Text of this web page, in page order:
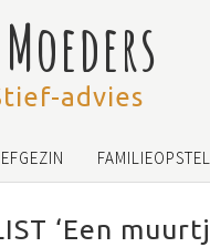
advies
‘Een